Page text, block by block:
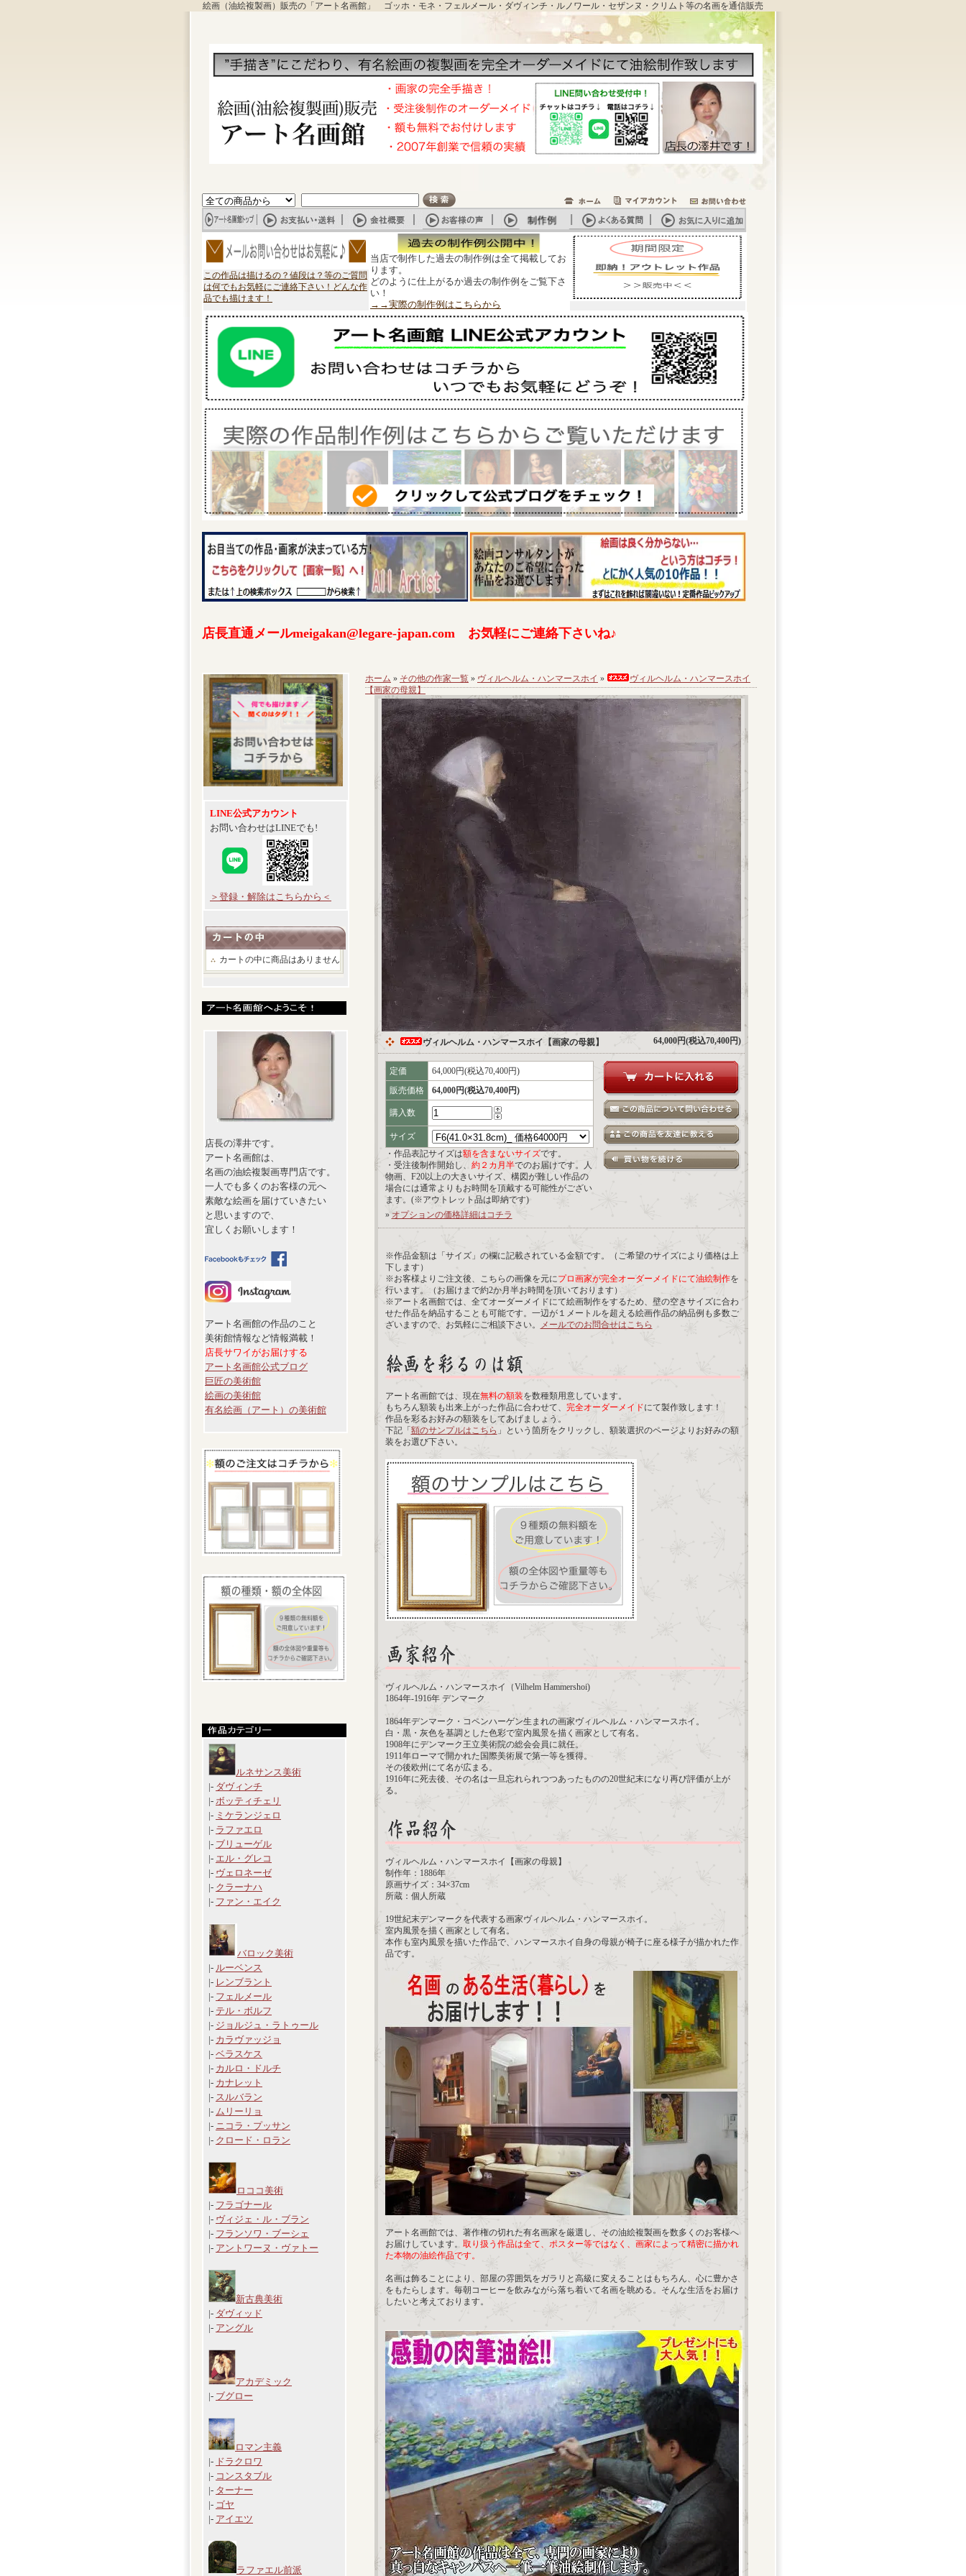
絵画（油絵複製画）販売の「アート名画館」 ゴッホ・モネ・フェルメール・ダヴィンチ・ルノワール・セザンヌ・クリムト等の名画を通信販売
この作品は描けるの？値段は？等のご質問
は何でもお気軽にご連絡下さい！どんな作
品でも描けます！
当店で制作した過去の制作例は全て掲載してお
ります。
どのように仕上がるか過去の制作例をご覧下さ
い！
→→実際の制作例はこちらから
店長直通メールmeigakan@legare-japan.com お気軽にご連絡下さいね♪
LINE公式アカウント
お問い合わせはLINEでも!
＞登録・解除はこちらから＜
カートの中に商品はありません
店長の澤井です。
アート名画館は、
名画の油絵複製画専門店です。
一人でも多くのお客様の元へ
素敵な絵画を届けていきたい
と思いますので、
宜しくお願いします！
アート名画館の作品のこと
美術館情報など情報満載！
店長サワイがお届けする
アート名画館公式ブログ
巨匠の美術館
絵画の美術館
有名絵画（アート）の美術館
ルネサンス美術
|- ダヴィンチ
|- ボッティチェリ
|- ミケランジェロ
|- ラファエロ
|- ブリューゲル
|- エル・グレコ
|- ヴェロネーゼ
|- クラーナハ
|- ファン・エイク
バロック美術
|- ルーベンス
|- レンブラント
|- フェルメール
|- テル・ボルフ
|- ジョルジュ・ラトゥール
|- カラヴァッジョ
|- ベラスケス
|- カルロ・ドルチ
|- カナレット
|- スルバラン
|- ムリーリョ
|- ニコラ・プッサン
|- クロード・ロラン
ロココ美術
|- フラゴナール
|- ヴィジェ・ル・ブラン
|- フランソワ・ブーシェ
|- アントワーヌ・ヴァトー
新古典美術
|- ダヴィッド
|- アングル
アカデミック
|- ブグロー
ロマン主義
|- ドラクロワ
|- コンスタブル
|- ターナー
|- ゴヤ
|- アイエツ
ラファエル前派
ホーム » その他の作家一覧 » ヴィルヘルム・ハンマースホイ »
ヴィルヘルム・ハンマースホイ
【画家の母親】
ヴィルヘルム・ハンマースホイ【画家の母親】 64,000円(税込70,400円)
定価
64,000円(税込70,400円)
販売価格
64,000円(税込70,400円)
購入数
サイズ
・作品表記サイズは額を含まないサイズです。
・受注後制作開始し、 約２カ月半でのお届けです。人
物画、F20以上の大きいサイズ、構図が難しい作品の
場合には通常よりもお時間を頂戴する可能性がござい
ます。(※アウトレット品は即納です)
» オプションの価格詳細はコチラ
※作品金額は「サイズ」の欄に記載されている金額です。（ご希望のサイズにより価格は上
下します）
※お客様よりご注文後、こちらの画像を元にプロ画家が完全オーダーメイドにて油絵制作を
行います。（お届けまで約2か月半お時間を頂いております）
※アート名画館では、全てオーダーメイドにて絵画制作をするため、壁の空きサイズに合わ
せた作品を納品することも可能です。一辺が１メートルを超える絵画作品の納品例も多数ご
ざいますので、お気軽にご相談下さい。
メールでのお問合せはこちら
アート名画館では、現在無料の額装を数種類用意しています。
もちろん額装も出来上がった作品に合わせて、 完全オーダーメイドにて製作致します！
作品を彩るお好みの額装をしてあげましょう。
下記「 額のサンプルはこちら 」という箇所をクリックし、額装選択のページよりお好みの額
装をお選び下さい。
ヴィルヘルム・ハンマースホイ（Vilhelm Hammershoi)
1864年-1916年 デンマーク
1864年デンマーク・コペンハーゲン生まれの画家ヴィルヘルム・ハンマースホイ。
白・黒・灰色を基調とした色彩で室内風景を描く画家として有名。
1908年にデンマーク王立美術院の総会会員に就任。
1911年ローマで開かれた国際美術展で第一等を獲得。
その後欧州にて名が広まる。
1916年に死去後、その名は一旦忘れられつつあったものの20世紀末になり再び評価が上が
る。
ヴィルヘルム・ハンマースホイ【画家の母親】
制作年：1886年
原画サイズ：34×37cm
所蔵：個人所蔵
19世紀末デンマークを代表する画家ヴィルヘルム・ハンマースホイ。
室内風景を描く画家として有名。
本作も室内風景を描いた作品で、ハンマースホイ自身の母親が椅子に座る様子が描かれた作
品です。
アート名画館では、著作権の切れた有名画家を厳選し、その油絵複製画を数多くのお客様へ
お届けしています。 取り扱う作品は全て、ポスター等ではなく、画家によって精密に描かれ
た本物の油絵作品です。
名画は飾ることにより、部屋の雰囲気をガラリと高級に変えることはもちろん、心に豊かさ
をもたらします。毎朝コーヒーを飲みながら落ち着いて名画を眺める。そんな生活をお届け
したいと考えております。